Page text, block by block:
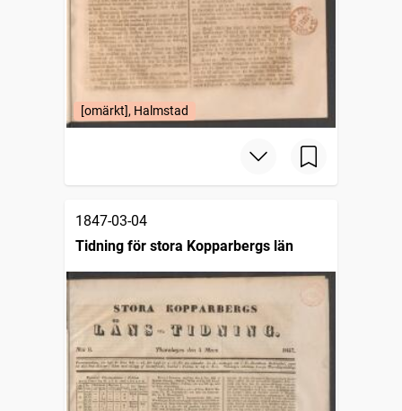
[omärkt], Halmstad
1847-03-04
Tidning för stora Kopparbergs län